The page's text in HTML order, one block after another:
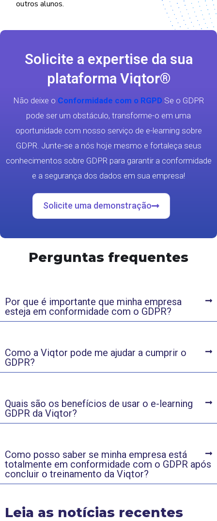
outros alunos.
Solicite a expertise da sua
plataforma Viqtor®
Não deixe o Conformidade com o RGPD Se o GDPR
pode ser um obstáculo, transforme-o em uma
oportunidade com nosso serviço de e-learning sobre
GDPR. Junte-se a nós hoje mesmo e fortaleça seus
conhecimentos sobre GDPR para garantir a conformidade
e a segurança dos dados em sua empresa!
Solicite uma demonstração
Perguntas frequentes
Por que é importante que minha empresa
esteja em conformidade com o GDPR?
Como a Viqtor pode me ajudar a cumprir o
GDPR?
Quais são os benefícios de usar o e-learning
GDPR da Viqtor?
Como posso saber se minha empresa está
totalmente em conformidade com o GDPR após
concluir o treinamento da Viqtor?
Leia as notícias recentes